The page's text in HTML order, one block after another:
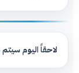
لاحقاً اليوم